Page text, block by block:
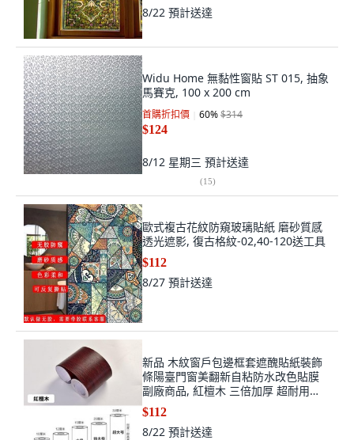
8/22 預計送達
Widu Home 無黏性窗貼 ST 015, 抽象
馬賽克, 100 x 200 cm
首購折扣價 60%$314
$124
8/12 星期三 預計送達
(15)
歐式複古花紋防窺玻璃貼紙 磨砂質感
透光遮影, 復古格紋-02,40-120送工具
$112
8/27 預計送達
新品 木紋窗戶包邊框套遮醜貼紙裝飾
條陽臺門窗美翻新自粘防水改色貼膜
副廠商品, 紅檀木 三倍加厚 超耐用
,10cm寬x10米長, 紅檀木, 10cm寬x10
米長
$112
8/22 預計送達